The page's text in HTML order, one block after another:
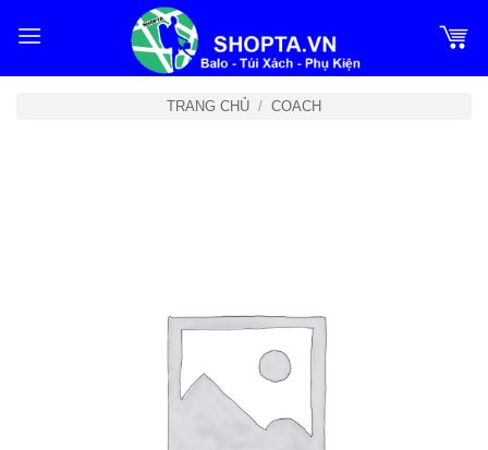
qua
TRANG CHỦ / COACH